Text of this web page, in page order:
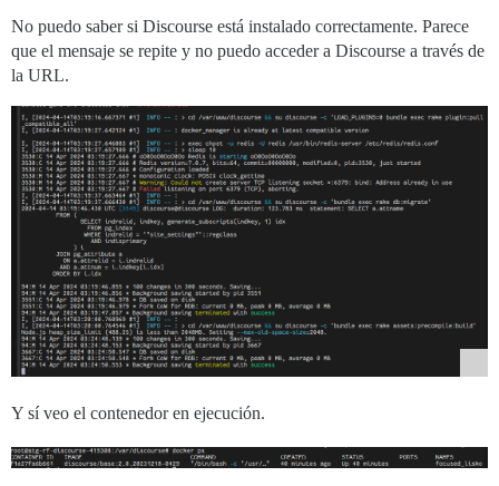
No puedo saber si Discourse está instalado correctamente. Parece
que el mensaje se repite y no puedo acceder a Discourse a través de
la URL.
Y sí veo el contenedor en ejecución.